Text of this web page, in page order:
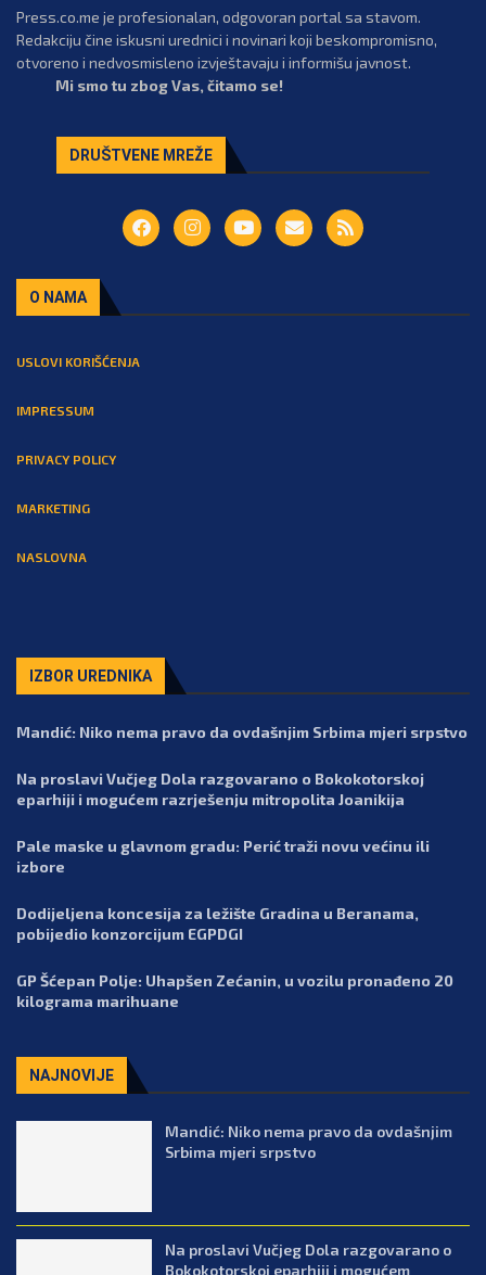
Press.co.me je profesionalan, odgovoran portal sa stavom.
Redakciju čine iskusni urednici i novinari koji beskompromisno,
otvoreno i nedvosmisleno izvještavaju i informišu javnost.
Mi smo tu zbog Vas, čitamo se!
DRUŠTVENE MREŽE
O NAMA
USLOVI KORIŠĆENJA
IMPRESSUM
PRIVACY POLICY
MARKETING
NASLOVNA
IZBOR UREDNIKA
Mandić: Niko nema pravo da ovdašnjim Srbima mjeri srpstvo
Na proslavi Vučjeg Dola razgovarano o Bokokotorskoj
eparhiji i mogućem razrješenju mitropolita Joanikija
Pale maske u glavnom gradu: Perić traži novu većinu ili
izbore
Dodijeljena koncesija za ležište Gradina u Beranama,
pobijedio konzorcijum EGPDGI
GP Šćepan Polje: Uhapšen Zećanin, u vozilu pronađeno 20
kilograma marihuane
NAJNOVIJE
Mandić: Niko nema pravo da ovdašnjim
Srbima mjeri srpstvo
Na proslavi Vučjeg Dola razgovarano o
Bokokotorskoj eparhiji i mogućem